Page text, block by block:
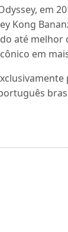
em
Kong
até
em